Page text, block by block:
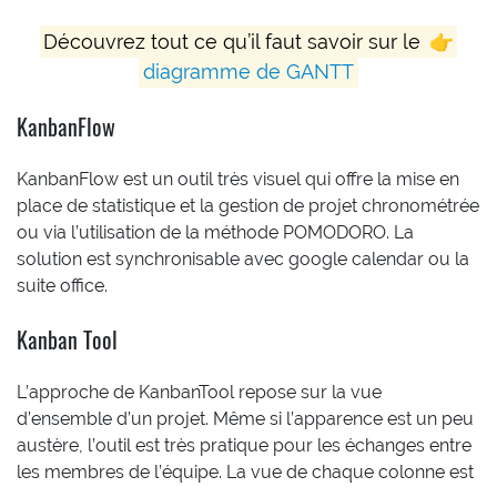
Découvrez tout ce qu’il faut savoir sur le 👉
diagramme de GANTT
KanbanFlow
KanbanFlow est un outil très visuel qui offre la mise en
place de statistique et la gestion de projet chronométrée
ou via l’utilisation de la méthode POMODORO. La
solution est synchronisable avec google calendar ou la
suite office.
Kanban Tool
L’approche de KanbanTool repose sur la vue
d’ensemble d’un projet. Même si l’apparence est un peu
austère, l’outil est très pratique pour les échanges entre
les membres de l’équipe. La vue de chaque colonne est